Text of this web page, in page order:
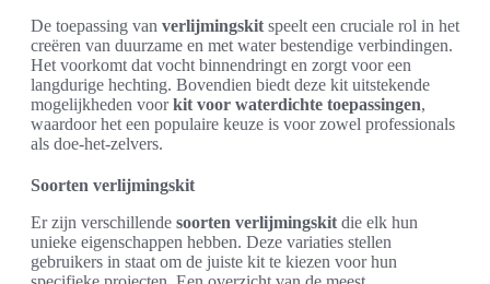
De toepassing van verlijmingskit speelt een cruciale rol in het
creëren van duurzame en met water bestendige verbindingen.
Het voorkomt dat vocht binnendringt en zorgt voor een
langdurige hechting. Bovendien biedt deze kit uitstekende
mogelijkheden voorkit voor waterdichte toepassingen,
waardoor het een populaire keuze is voor zowel professionals
als doe-het-zelvers.
Soorten verlijmingskit
Er zijn verschillende soorten verlijmingskit die elk hun
unieke eigenschappen hebben. Deze variaties stellen
gebruikers in staat om de juiste kit te kiezen voor hun